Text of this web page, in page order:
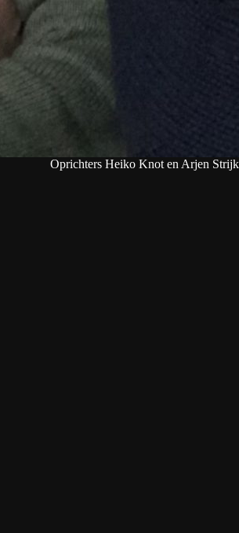
Oprichters Heiko Knot en Arjen